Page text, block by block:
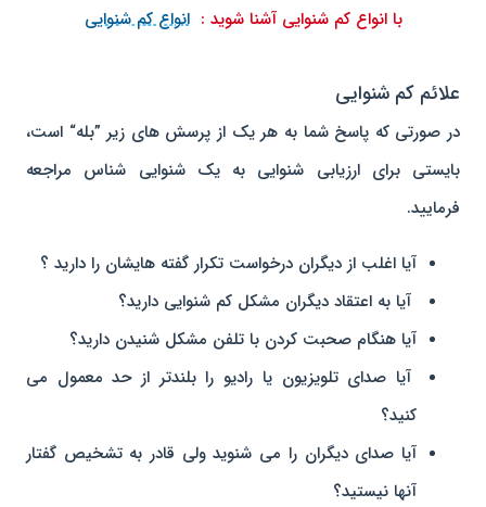
با انواع کم شنوایی آشنا شوید : انواع کم شنوایی
علائم کم شنوایی
در صورتی که پاسخ شما به هر یک از پرسش های زیر ”بله“ است،
بایستی برای ارزیابی شنوایی به یک شنوایی شناس مراجعه
فرمایید.
آیا اغلب از ديگران درخواست تكرار گفته هایشان را داريد ؟
آیا به اعتقاد دیگران مشکل کم شنوایی دارید؟
آیا هنگام صحبت کردن با تلفن مشکل شنیدن دارید؟
آیا صدای تلویزیون یا رادیو را بلندتر از حد معمول می
کنید؟
آیا صدای دیگران را می شنوید ولی قادر به تشخیص گفتار
آنها نیستید؟